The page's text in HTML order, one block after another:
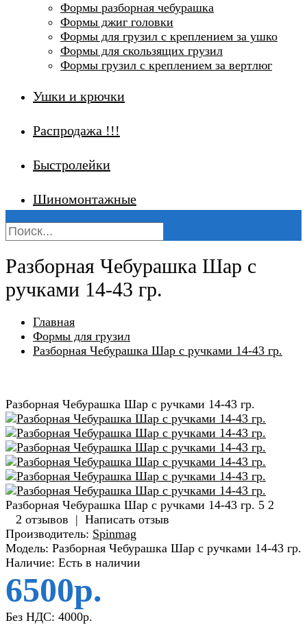
Формы разборная чебурашка
Формы джиг головки
Формы для грузил с креплением за ушко
Формы для скользящих грузил
Формы грузил с креплением за вертлюг
Ушки и крючки
Распродажа !!!
Быстролейки
Шиномонтажные
Разборная Чебурашка Шар с
ручками 14-43 гр.
Главная
Формы для грузил
Разборная Чебурашка Шар с ручками 14-43 гр.
Разборная Чебурашка Шар с ручками 14-43 гр.
Разборная Чебурашка Шар с ручками 14-43 гр. 5 2
2 отзывов | Написать отзыв
Производитель: Spinmag
Модель: Разборная Чебурашка Шар с ручками 14-43 гр.
Наличие: Есть в наличии
6500р.
Без НДС: 4000р.